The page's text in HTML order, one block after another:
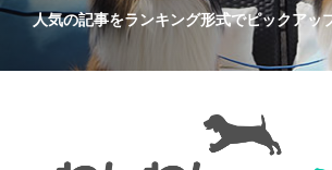
人気の記事をランキング形式でピックアッ